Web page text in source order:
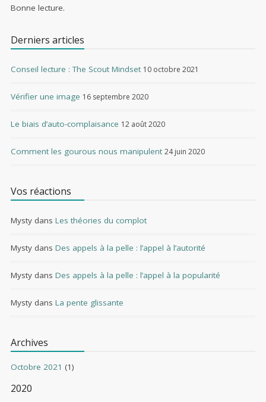
Bonne lecture.
Derniers articles
Conseil lecture : The Scout Mindset 10 octobre 2021
Vérifier une image 16 septembre 2020
Le biais d’auto-complaisance 12 août 2020
Comment les gourous nous manipulent 24 juin 2020
Vos réactions
Mysty dans Les théories du complot
Mysty dans Des appels à la pelle : l’appel à l’autorité
Mysty dans Des appels à la pelle : l’appel à la popularité
Mysty dans La pente glissante
Archives
Octobre 2021 (1)
2020